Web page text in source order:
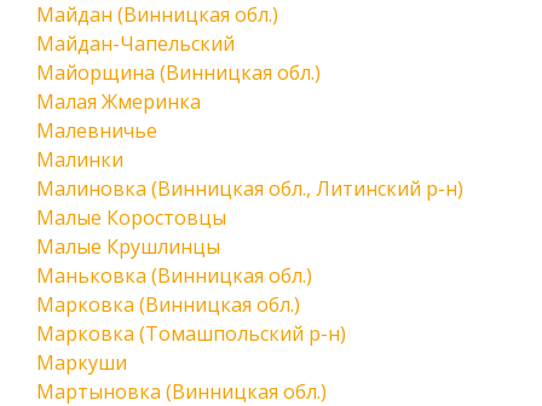
Майдан (Винницкая обл.)
Майдан-Чапельский
Майорщина (Винницкая обл.)
Малая Жмеринка
Малевничье
Малинки
Малиновка (Винницкая обл., Литинский р-н)
Малые Коростовцы
Малые Крушлинцы
Маньковка (Винницкая обл.)
Марковка (Винницкая обл.)
Марковка (Томашпольский р-н)
Маркуши
Мартыновка (Винницкая обл.)